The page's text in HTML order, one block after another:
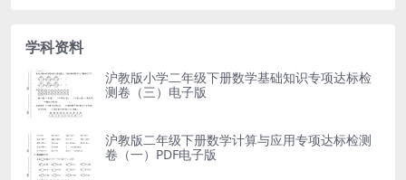
学科资料
沪教版小学二年级下册数学基础知识专项达标检
测卷（三）电子版
沪教版二年级下册数学计算与应用专项达标检测
卷（一）PDF电子版